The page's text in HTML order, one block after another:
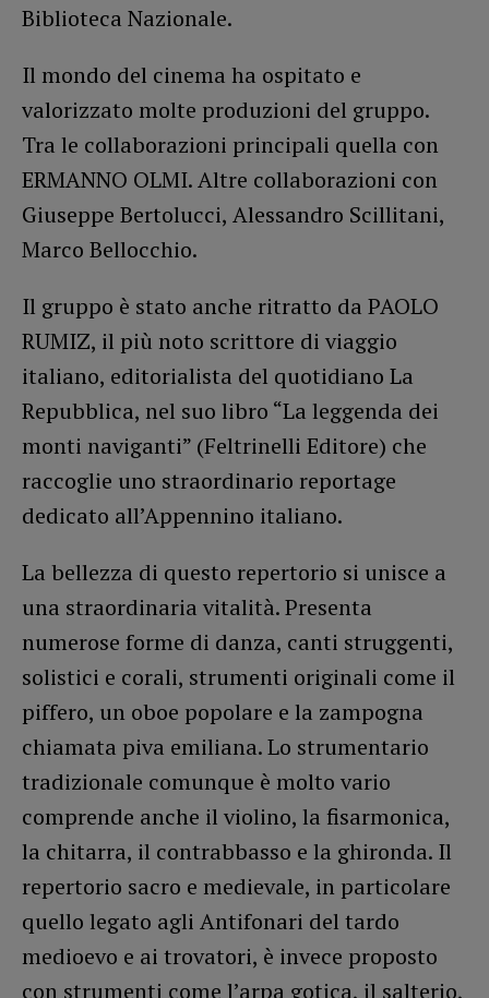
Biblioteca Nazionale.
Il mondo del cinema ha ospitato e
valorizzato molte produzioni del gruppo.
Tra le collaborazioni principali quella con
ERMANNO OLMI. Altre collaborazioni con
Giuseppe Bertolucci, Alessandro Scillitani,
Marco Bellocchio.
Il gruppo è stato anche ritratto da PAOLO
RUMIZ, il più noto scrittore di viaggio
italiano, editorialista del quotidiano La
Repubblica, nel suo libro “La leggenda dei
monti naviganti” (Feltrinelli Editore) che
raccoglie uno straordinario reportage
dedicato all’Appennino italiano.
La bellezza di questo repertorio si unisce a
una straordinaria vitalità. Presenta
numerose forme di danza, canti struggenti,
solistici e corali, strumenti originali come il
piffero, un oboe popolare e la zampogna
chiamata piva emiliana. Lo strumentario
tradizionale comunque è molto vario
comprende anche il violino, la fisarmonica,
la chitarra, il contrabbasso e la ghironda. Il
repertorio sacro e medievale, in particolare
quello legato agli Antifonari del tardo
medioevo e ai trovatori, è invece proposto
con strumenti come l’arpa gotica, il salterio,